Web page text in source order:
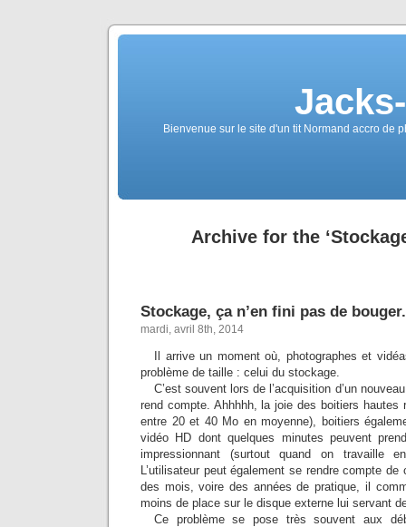
Bienvenue sur le site d'un tit Normand accro de
Archive for the
Stockage, ça n’en fini pas de bouger.
mardi, avril 8th, 2014
Il arrive un moment où, photographes et
problème de taille : celui du stockage.
C’est souvent lors de l’acquisition d’un
rend compte. Ahhhhh, la joie des boitiers hautes
entre 20 et 40 Mo en moyenne), boitiers
vidéo HD dont quelques minutes peuvent
impressionnant (surtout quand on travaille
L’utilisateur peut également se rendre compte
des mois, voire des années de pratique, il
moins de place sur le disque externe lui servant
Ce problème se pose très souvent aux